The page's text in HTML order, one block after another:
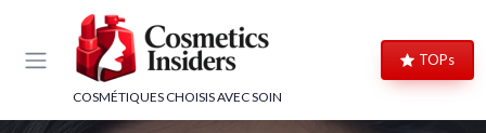
COSMÉTIQUES CHOISIS AVEC SOIN
TOPs
Panneau de gestion des cookies